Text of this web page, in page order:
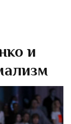
и